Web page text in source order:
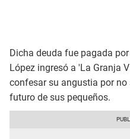
Dicha deuda fue pagada
López ingresó a 'La Granja
confesar su angustia por no
futuro de sus pequeños.